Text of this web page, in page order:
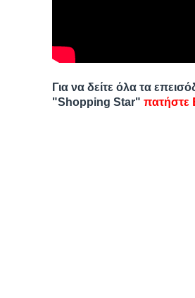
Για να δείτε όλα τα
"Shopping Star" πατήστε